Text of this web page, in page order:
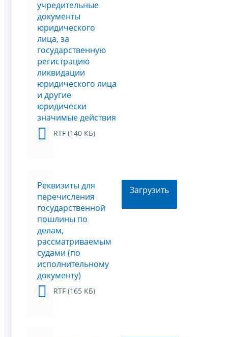
учредительные
документы
юридического
лица, за
государственную
регистрацию
ликвидации
юридического лица
и другие
юридически
значимые действия
RTF (140 КБ)
Реквизиты для
перечисления
государственной
пошлины по
делам,
рассматриваемым
судами (по
исполнительному
документу)
RTF (165 КБ)
Загрузить